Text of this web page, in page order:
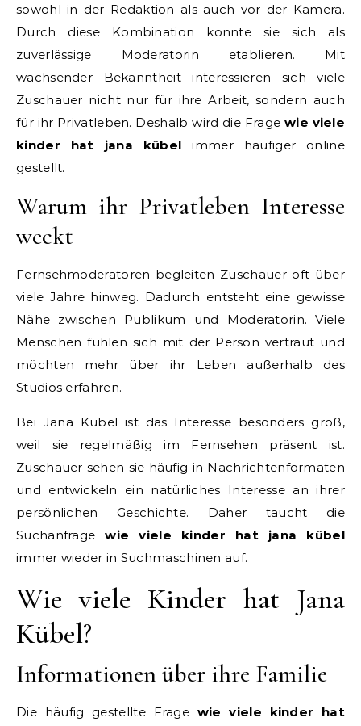
sowohl in der Redaktion als auch vor der Kamera.
Durch diese Kombination konnte sie sich als
zuverlässige Moderatorin etablieren. Mit
wachsender Bekanntheit interessieren sich viele
Zuschauer nicht nur für ihre Arbeit, sondern auch
für ihr Privatleben. Deshalb wird die Frage wie viele
kinder hat jana kübel immer häufiger online
gestellt.
Warum ihr Privatleben Interesse
weckt
Fernsehmoderatoren begleiten Zuschauer oft über
viele Jahre hinweg. Dadurch entsteht eine gewisse
Nähe zwischen Publikum und Moderatorin. Viele
Menschen fühlen sich mit der Person vertraut und
möchten mehr über ihr Leben außerhalb des
Studios erfahren.
Bei Jana Kübel ist das Interesse besonders groß,
weil sie regelmäßig im Fernsehen präsent ist.
Zuschauer sehen sie häufig in Nachrichtenformaten
und entwickeln ein natürliches Interesse an ihrer
persönlichen Geschichte. Daher taucht die
Suchanfragewie viele kinder hat jana kübel
immer wieder in Suchmaschinen auf.
Wie viele Kinder hat Jana
Kübel?
Informationen über ihre Familie
Die häufig gestellte Frage wie viele kinder hat